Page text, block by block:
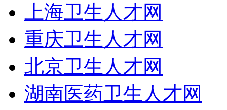
上海卫生人才网
重庆卫生人才网
北京卫生人才网
湖南医药卫生人才网